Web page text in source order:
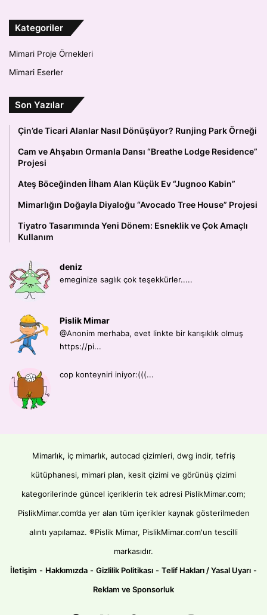
Kategoriler
Mimari Proje Örnekleri
Mimari Eserler
Son Yazılar
Çin’de Ticari Alanlar Nasıl Dönüşüyor? Runjing Park Örneği
Cam ve Ahşabın Ormanla Dansı “Breathe Lodge Residence”
Projesi
Ateş Böceğinden İlham Alan Küçük Ev “Jugnoo Kabin”
Mimarlığın Doğayla Diyaloğu “Avocado Tree House” Projesi
Tiyatro Tasarımında Yeni Dönem: Esneklik ve Çok Amaçlı
Kullanım
deniz
emeginize saglık çok teşekkürler.....
Pislik Mimar
@Anonim merhaba, evet linkte bir karışıklık olmuş
https://pi...
cop konteyniri iniyor:(((...
Mimarlık, iç mimarlık, autocad çizimleri, dwg indir, tefriş
kütüphanesi, mimari plan, kesit çizimi ve görünüş çizimi
kategorilerinde güncel içeriklerin tek adresi PislikMimar.com;
PislikMimar.com’da yer alan tüm içerikler kaynak gösterilmeden
alıntı yapılamaz. ®Pislik Mimar, PislikMimar.com'un tescilli
markasıdır.
İletişim - Hakkımızda - Gizlilik Politikası - Telif Hakları / Yasal Uyarı -
Reklam ve Sponsorluk